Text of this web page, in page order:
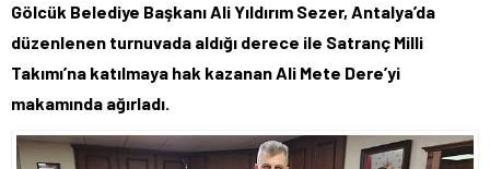
47,7111
Gölcük Belediye Başkanı Ali Yıldırım Sezer, Antalya’da
düzenlenen turnuvada aldığı derece ile Satranç Milli
Takımı’na katılmaya hak kazanan Ali Mete Dere’yi
makamında ağırladı.